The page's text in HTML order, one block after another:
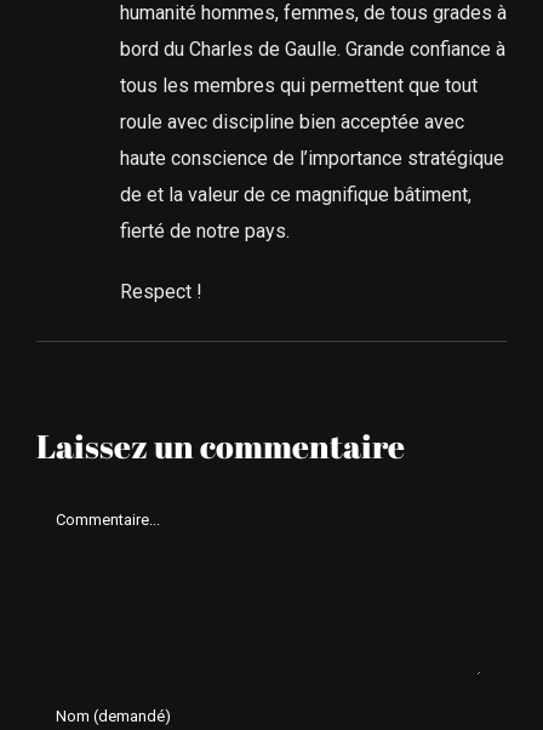
humanité hommes, femmes, de tous grades à
bord du Charles de Gaulle. Grande confiance à
tous les membres qui permettent que tout
roule avec discipline bien acceptée avec
haute conscience de l’importance stratégique
de et la valeur de ce magnifique bâtiment,
fierté de notre pays.
Respect !
Laissez un commentaire
Comment